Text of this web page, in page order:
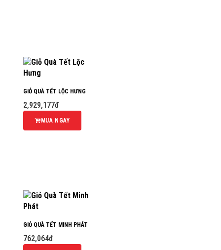
GIỎ QUÀ TẾT LỘC HƯNG
2,929,177đ
MUA NGAY
GIỎ QUÀ TẾT MINH PHÁT
762,064đ